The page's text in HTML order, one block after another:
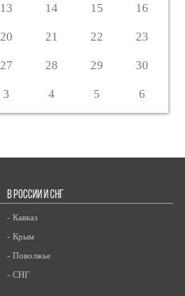
13 14 15 16
20 21 22 23
27 28 29 30
3 4 5 6
В РОССИИ И СНГ
- Кавказ
- Крым
- Поволжье
- СНГ